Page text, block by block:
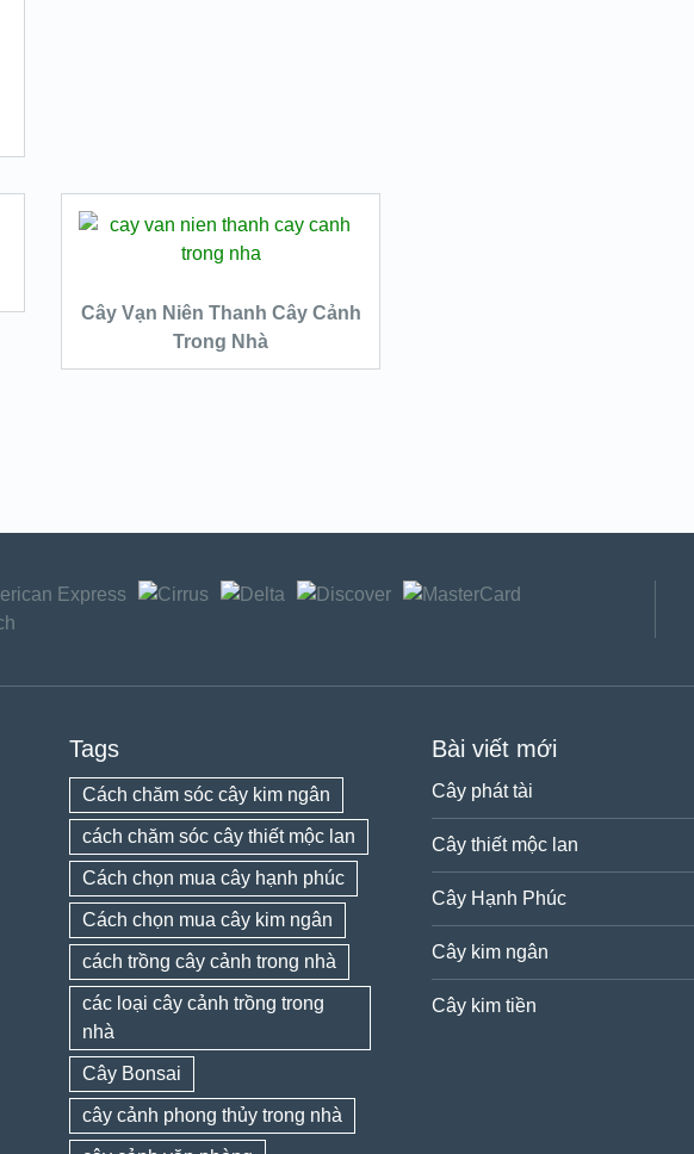
QUICK LOOK
ĐỌC TIẾP
Cây Vạn Niên Thanh Cây Cảnh
Trong Nhà
Tags
Cách chăm sóc cây kim ngân
cách chăm sóc cây thiết mộc lan
Cách chọn mua cây hạnh phúc
Cách chọn mua cây kim ngân
cách trồng cây cảnh trong nhà
các loại cây cảnh trồng trong
nhà
Cây Bonsai
cây cảnh phong thủy trong nhà
Bài viết mới
Cây phát tài
Cây thiết mộc lan
Cây Hạnh Phúc
Cây kim ngân
Cây kim tiền